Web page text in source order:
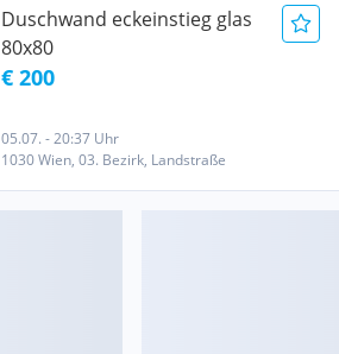
Duschwand eckeinstieg glas
80x80
€ 200
05.07. - 20:37 Uhr
1030 Wien, 03. Bezirk, Landstraße